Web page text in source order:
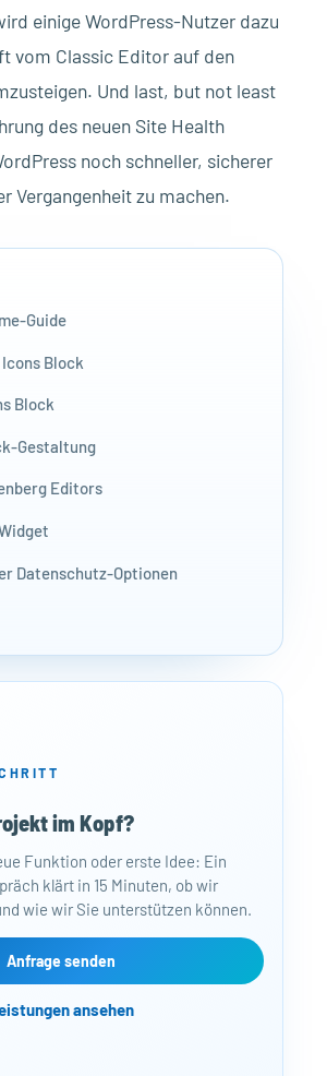
einige WordPress-Nutzer dazu
vom Classic Editor auf den
Und last, but not least
des neuen Site Health
noch schneller, sicherer
Vergangenheit zu machen.
Guide
Block
Block
Gestaltung
Editors
Datenschutz-Optionen
im Kopf?
Funktion oder erste Idee: Ein
klärt in 15 Minuten, ob wir
wie wir Sie unterstützen können.
Anfrage senden
ansehen